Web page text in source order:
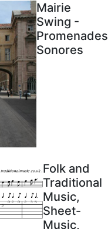
Mairie
Swing -
Promenades
Sonores
Folk and
Traditional
Music,
Sheet-
Music,